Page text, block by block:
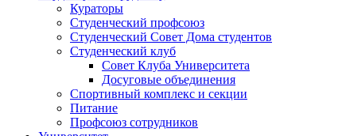
Кураторы
Студенческий профсоюз
Студенческий Совет Дома студентов
Студенческий клуб
Совет Клуба Университета
Досуговые объединения
Спортивный комплекс и секции
Питание
Профсоюз сотрудников